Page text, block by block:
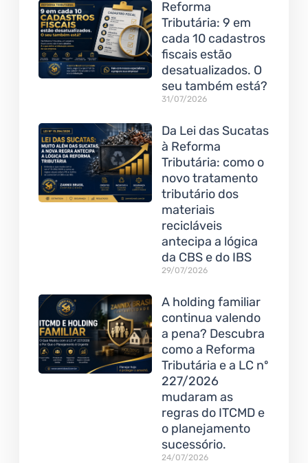
Reforma
Tributária: 9 em
cada 10 cadastros
fiscais estão
desatualizados. O
seu também está?
31/07/2026
Da Lei das Sucatas
à Reforma
Tributária: como o
novo tratamento
tributário dos
materiais
recicláveis
antecipa a lógica
da CBS e do IBS
29/07/2026
A holding familiar
continua valendo
a pena? Descubra
como a Reforma
Tributária e a LC nº
227/2026
mudaram as
regras do ITCMD e
o planejamento
sucessório.
24/07/2026